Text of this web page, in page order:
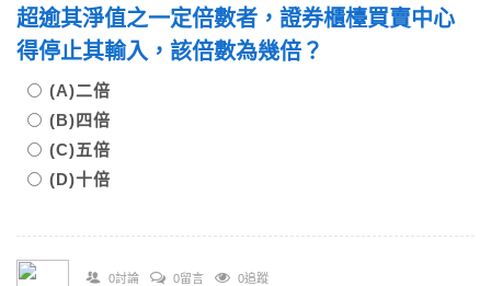
超逾其淨值之一定倍數者，證券櫃檯買賣中心
得停止其輸入，該倍數為幾倍？
(A)二倍
(B)四倍
(C)五倍
(D)十倍
0討論 0留言 0追蹤